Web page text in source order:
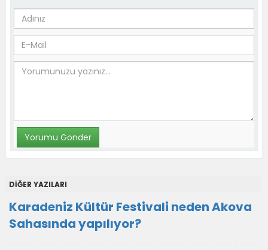
DİĞER YAZILARI
Karadeniz Kültür Festivali neden Akova
Sahasında yapılıyor?